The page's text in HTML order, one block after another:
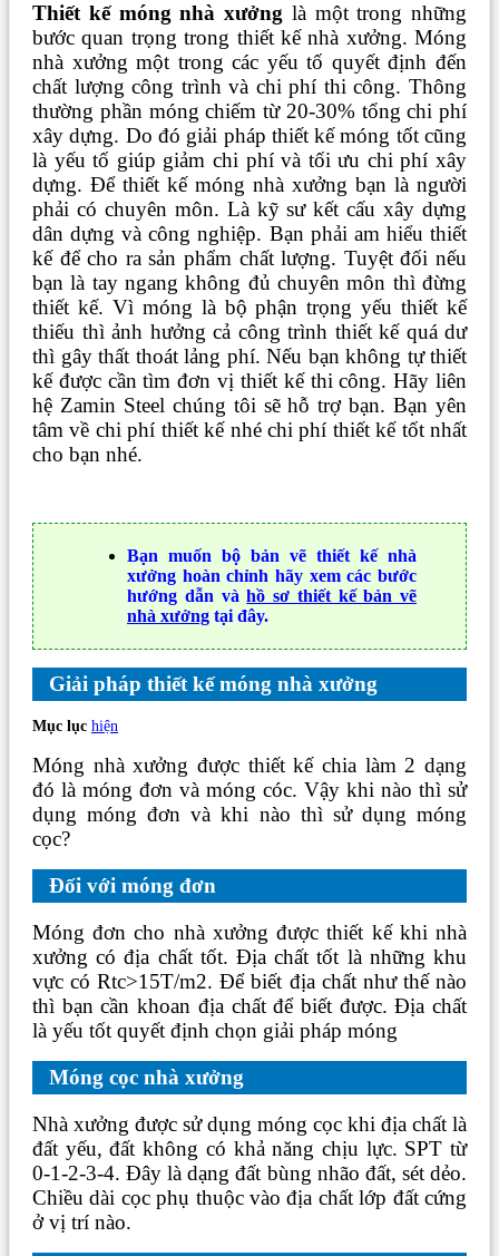
Thiết kế móng nhà xưởng là một trong những
bước quan trọng trong thiết kế nhà xưởng. Móng
nhà xưởng một trong các yếu tố quyết định đến
chất lượng công trình và chi phí thi công. Thông
thường phần móng chiếm từ 20-30% tổng chi phí
xây dựng. Do đó giải pháp thiết kế móng tốt cũng
là yếu tố giúp giảm chi phí và tối ưu chi phí xây
dựng. Để thiết kế móng nhà xưởng bạn là người
phải có chuyên môn. Là kỹ sư kết cấu xây dựng
dân dựng và công nghiệp. Bạn phải am hiểu thiết
kế để cho ra sản phẩm chất lượng. Tuyệt đối nếu
bạn là tay ngang không đủ chuyên môn thì đừng
thiết kế. Vì móng là bộ phận trọng yếu thiết kế
thiếu thì ảnh hưởng cả công trình thiết kế quá dư
thì gây thất thoát lảng phí. Nếu bạn không tự thiết
kế được cần tìm đơn vị thiết kế thi công. Hãy liên
hệ Zamin Steel chúng tôi sẽ hỗ trợ bạn. Bạn yên
tâm về chi phí thiết kế nhé chi phí thiết kế tốt nhất
cho bạn nhé.
Bạn muốn bộ bản vẽ thiết kế nhà
xưởng hoàn chỉnh hãy xem các bước
hướng dẫn vàhồ sơ thiết kế bản vẽ
nhà xưởng tại đây.
Giải pháp thiết kế móng nhà xưởng
Mục lục hiện
Móng nhà xưởng được thiết kế chia làm 2 dạng
đó là móng đơn và móng cóc. Vậy khi nào thì sử
dụng móng đơn và khi nào thì sử dụng móng
cọc?
Đối với móng đơn
Móng đơn cho nhà xưởng được thiết kế khi nhà
xưởng có địa chất tốt. Địa chất tốt là những khu
vực có Rtc>15T/m2. Để biết địa chất như thế nào
thì bạn cần khoan địa chất để biết được. Địa chất
là yếu tốt quyết định chọn giải pháp móng
Móng cọc nhà xưởng
Nhà xưởng được sử dụng móng cọc khi địa chất là
đất yếu, đất không có khả năng chịu lực. SPT từ
0-1-2-3-4. Đây là dạng đất bùng nhão đất, sét dẻo.
Chiều dài cọc phụ thuộc vào địa chất lớp đất cứng
ở vị trí nào.